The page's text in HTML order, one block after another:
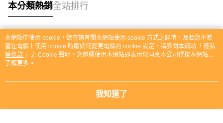
本分類熱銷全站排行
熱門標籤
本網站中使用 cookie，欲查詢有關本網站使用 cookie 方式之詳情，及若您不希
望在電腦上使用 cookie 時應如何變更電腦的 cookie 設定，請參閱本網站「 隱私
權條款 」之 Cookie 聲明。您繼續使用本網站即表示您同意本公司得按本網站使
用條款之 Cookie 聲明使用 cookie。
了解更多 >
我知道了